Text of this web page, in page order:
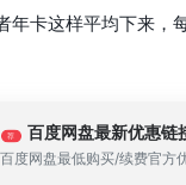
年卡这样平均下来，
荐 百度网盘最新优惠链
百度网盘最低购买/续费官方